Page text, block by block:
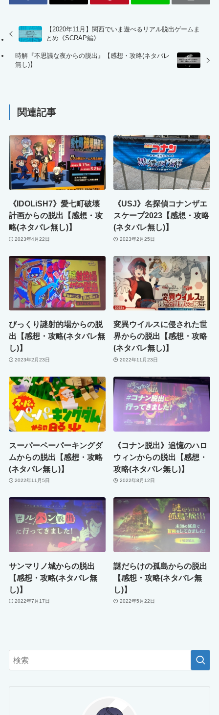
【2020年11月】関西でいま遊べるリアル脱出ゲームま
とめ《SCRAP編》
時解『不思議な夜からの脱出』【感想・攻略(ネタバレ
無し)】
関連記事
《IDOLiSH7》愛七町破壊
計画からの脱出【感想・攻
略(ネタバレ無し)】
2023年4月22日
《USJ》名探偵コナンザエ
スケープ2023【感想・攻略
(ネタバレ無し)】
2023年2月25日
びっくり謎射的場からの脱
出【感想・攻略(ネタバレ無
し)】
2023年2月23日
変異ウイルスに侵された世
界からの脱出【感想・攻略
(ネタバレ無し)】
2022年11月23日
スーパーペーパーキングダ
ムからの脱出【感想・攻略
(ネタバレ無し)】
2022年11月5日
《コナン脱出》追憶のハロ
ウィンからの脱出【感想・
攻略(ネタバレ無し)】
2022年8月12日
サンマリノ城からの脱出
【感想・攻略(ネタバレ無
し)】
2022年7月17日
謎だらけの孤島からの脱出
【感想・攻略(ネタバレ無
し)】
2022年5月22日